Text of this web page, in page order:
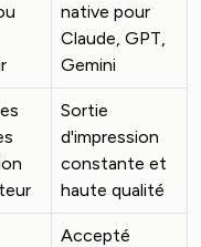
native pour
Claude, GPT,
Gemini
Sortie
d'impression
constante et
haute qualité
Accepté